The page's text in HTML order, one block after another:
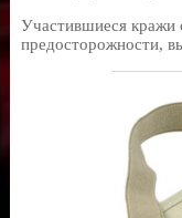
Участившиеся кражи
предосторожности,